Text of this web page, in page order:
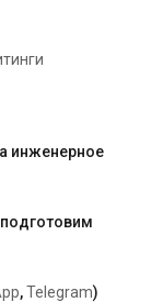
инженерное
,Telegram)